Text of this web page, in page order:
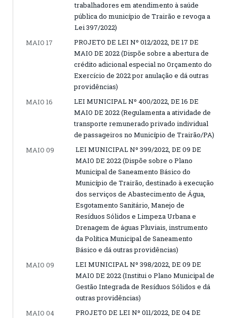
trabalhadores em atendimento à saúde
pública do município de Trairão e revoga a
Lei 397/2022)
MAIO 17
PROJETO DE LEI Nº 012/2022, DE 17 DE
MAIO DE 2022 (Dispõe sobre a abertura de
crédito adicional especial no Orçamento do
Exercício de 2022 por anulação e dá outras
providências)
MAIO 16
LEI MUNICIPAL Nº 400/2022, DE 16 DE
MAIO DE 2022 (Regulamenta a atividade de
transporte remunerado privado individual
de passageiros no Município de Trairão/PA)
MAIO 09
LEI MUNICIPAL Nº 399/2022, DE 09 DE
MAIO DE 2022 (Dispõe sobre o Plano
Municipal de Saneamento Básico do
Município de Trairão, destinado à execução
dos serviços de Abastecimento de Água,
Esgotamento Sanitário, Manejo de
Resíduos Sólidos e Limpeza Urbana e
Drenagem de águas Pluviais, instrumento
da Política Municipal de Saneamento
Básico e dá outras providências)
MAIO 09
LEI MUNICIPAL Nº 398/2022, DE 09 DE
MAIO DE 2022 (Institui o Plano Municipal de
Gestão Integrada de Resíduos Sólidos e dá
outras providências)
MAIO 04
PROJETO DE LEI Nº 011/2022, DE 04 DE